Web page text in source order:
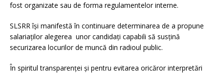
fost organizate sau de forma regulamentelor interne.
SLSRR își manifestă în continuare determinarea de a propune
salariaților alegerea unor candidați capabili să susțină
securizarea locurilor de muncă din radioul public.
În spiritul transparenței și pentru evitarea oricăror interpretări